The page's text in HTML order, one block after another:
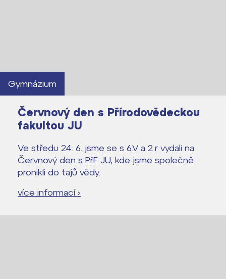
Gymnázium
Červnový den s Přírodovědeckou
fakultou JU
Ve středu 24. 6. jsme se s 6.V a 2.r vydali na
Červnový den s PřF JU, kde jsme společně
pronikli do tajů vědy.
více informací ›